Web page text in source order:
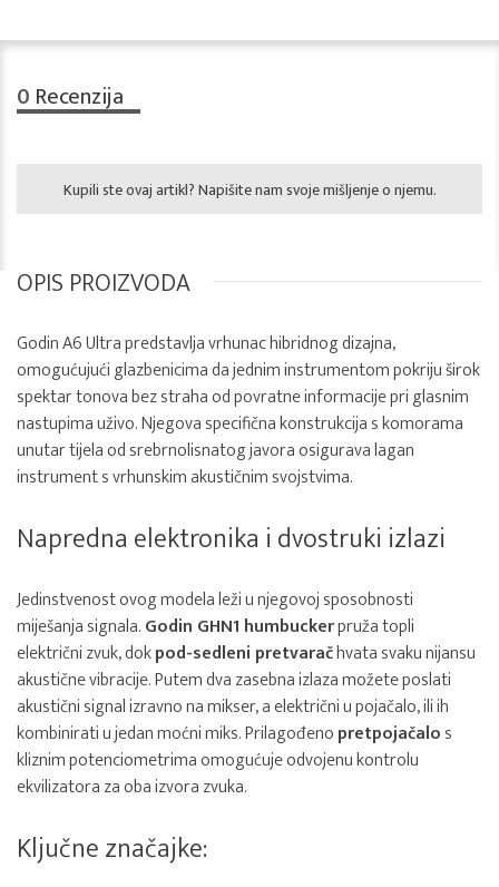
0 Recenzija
Kupili ste ovaj artikl? Napišite nam svoje mišljenje o njemu.
OPIS PROIZVODA
Godin A6 Ultra predstavlja vrhunac hibridnog dizajna,
omogućujući glazbenicima da jednim instrumentom pokriju širok
spektar tonova bez straha od povratne informacije pri glasnim
nastupima uživo. Njegova specifična konstrukcija s komorama
unutar tijela od srebrnolisnatog javora osigurava lagan
instrument s vrhunskim akustičnim svojstvima.
Napredna elektronika i dvostruki izlazi
Jedinstvenost ovog modela leži u njegovoj sposobnosti
miješanja signala.Godin GHN1 humbuckerpruža topli
električni zvuk, dokpod-sedleni pretvaračhvata svaku nijansu
akustične vibracije. Putem dva zasebna izlaza možete poslati
akustični signal izravno na mikser, a električni u pojačalo, ili ih
kombinirati u jedan moćni miks. Prilagođenopretpojačalos
kliznim potenciometrima omogućuje odvojenu kontrolu
ekvilizatora za oba izvora zvuka.
Ključne značajke: